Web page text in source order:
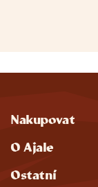
p
Nakupovat
O Ajale
Ostatní